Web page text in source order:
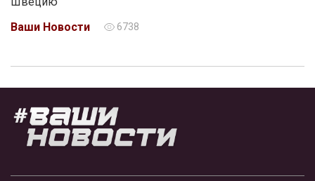
Ваши Новости
6738